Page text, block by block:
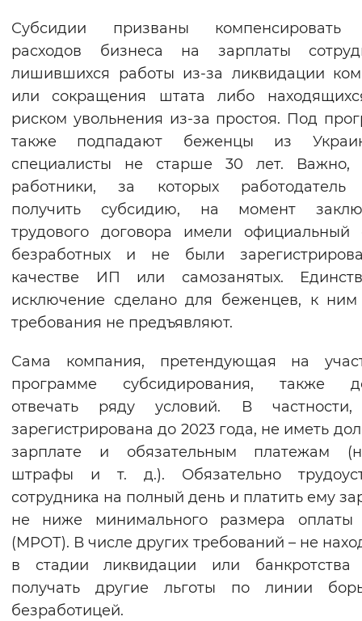
Воспроизвести Остановить
Вернуть стандартные настройки
Субсидии призваны компенсировать
расходов бизнеса на зарплаты
лишившихся работы из-за ликвидации
или сокращения штата либо
риском увольнения из-за простоя. Под
также подпадают беженцы из
специалисты не старше 30 лет. Важно,
работники, за которых работодатель
получить субсидию, на момент
трудового договора имели официальный
безработных и не были
качестве ИП или самозанятых.
исключение сделано для беженцев, к ним
требования не предъявляют.
Сама компания, претендующая на
программе субсидирования, также
отвечать ряду условий. В
зарегистрирована до 2023 года, не иметь
зарплате и обязательным платежам
штрафы и т. д.). Обязательно
сотрудника на полный день и платить ему
не ниже минимального размера оплаты
(МРОТ). В числе других требований – не
в стадии ликвидации или
получать другие льготы по линии
безработицей.